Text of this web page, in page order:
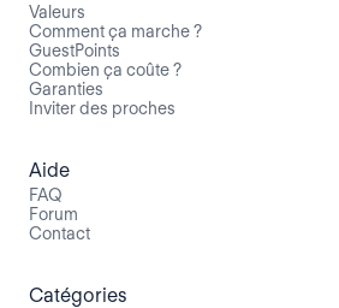
Valeurs
Comment ça marche ?
GuestPoints
Combien ça coûte ?
Garanties
Inviter des proches
Aide
FAQ
Forum
Contact
Catégories